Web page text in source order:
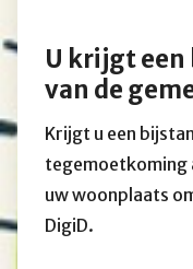
U krijgt
van de
Krijgt u een
tegemoetkoming
uw woonplaats
DigiD.